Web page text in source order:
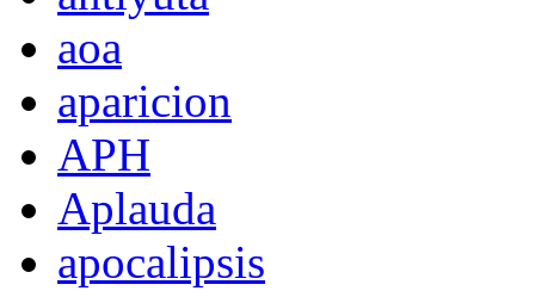
aoa
aparicion
APH
Aplauda
apocalipsis